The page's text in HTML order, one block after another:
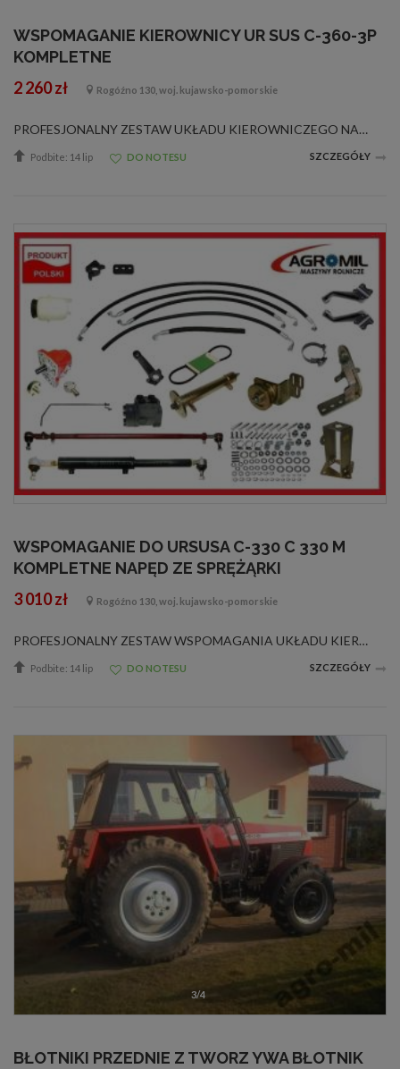
WSPOMAGANIE KIEROWNICY UR SUS C-360-3P
KOMPLETNE
2 260 zł Rogóźno 130, woj. kujawsko-pomorskie
PROFESJONALNY ZESTAW UKŁADU KIEROWNICZEGO NA ORBITROL DO URSUSA C-360-3P. W skład zestawu wchodzą między innymi: 1. Wzmacniany cylinder hydrauliczny dwustronnego działania wraz z główkami. Główki pozwalają na regulację długości cylindra pr...
Podbite: 14 lip DO NOTESU SZCZEGÓŁY
WSPOMAGANIE DO URSUSA C-330 C 330 M
KOMPLETNE NAPĘD ZE SPRĘŻĄRKI
3 010 zł Rogóźno 130, woj. kujawsko-pomorskie
PROFESJONALNY ZESTAW WSPOMAGANIA UKŁADU KIEROWNICZEGO NA ORBITROL DO URSUSA C-330 Jedyne wspomaganie na rynku które jest w 100% kompletne!!! Napęd pompy montowany jest w miejsce sprężarki, jest to najbardziej wydajne i niezawodne rozwiązanie, ...
Podbite: 14 lip DO NOTESU SZCZEGÓŁY
3/4
BŁOTNIKI PRZEDNIE Z TWORZ YWA BŁOTNIK